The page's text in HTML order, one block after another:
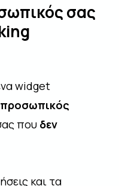
σας
widget
προσωπικός
που δεν
και τα